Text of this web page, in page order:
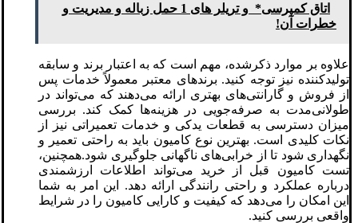
اتاق کمپرسی* و تریلر های 1 حمل زباله و مدیریت و
خطرات آن!
علاوه بر موارد ذکرشده، مهم است که به اعتبار برند و سابقه
تولیدکننده نیز توجه کنید. برندهای معتبر معمولاً خدمات پس
از فروش و گارانتی‌های بهتری ارائه می‌دهند که می‌تواند در
طولانی‌مدت به صرفه‌جویی در هزینه‌ها کمک کند. بررسی
میزان دسترسی به قطعات یدکی و خدمات تعمیراتی نیز از
نکات کلیدی است. بهترین نوع کامیون باید به راحتی تعمیر و
نگهداری شود تا از خرابی‌های ناگهانی جلوگیری شود.همچنین،
تست کامیون قبل از خرید می‌تواند اطلاعات ارزشمندی
درباره عملکرد و راحتی رانندگی ارائه دهد. این امر به شما
این امکان را می‌دهد که کیفیت و کارایی کامیون را در شرایط
واقعی بررسی کنید.